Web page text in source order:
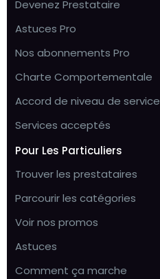
Devenez Prestataire
Astuces Pro
Nos abonnements Pro
Charte Comportementale
Accord de niveau de service
Services acceptés
Pour Les Particuliers
Trouver les prestataires
Parcourir les catégories
Voir nos promos
Astuces
Comment ça marche